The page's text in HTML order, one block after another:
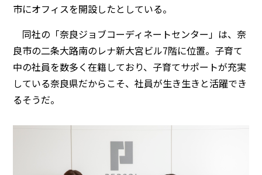
市にオフィスを開設したとしている。
同社の「奈良ジョブコーディネートセンター」は、奈
良市の二条大路南のレナ新大宮ビル7階に位置。子育て
中の社員を数多く在籍しており、子育てサポートが充実
している奈良県だからこそ、社員が生き生きと活躍でき
るそうだ。